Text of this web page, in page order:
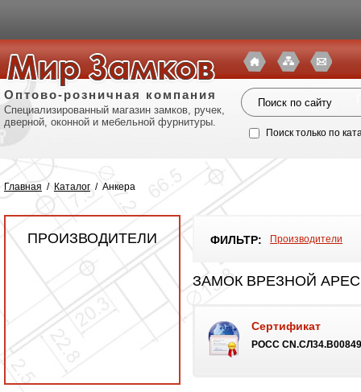
Оптово-розничная компания
Специализированный магазин замков, ручек,
дверной, оконной и мебельной фурнитуры.
Поиск только по
Главная / Каталог / Анкера
ПРОИЗВОДИТЕЛИ ФИЛЬТР: Производители
ЗАМОК ВРЕЗНОЙ
Сертификат
POCC CN.СЛ34.B00849